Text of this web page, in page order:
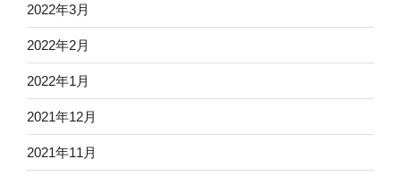
2022年3月
2022年2月
2022年1月
2021年12月
2021年11月